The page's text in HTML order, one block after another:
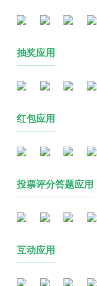
抽奖应用
红包应用
投票评分答题应用
互动应用